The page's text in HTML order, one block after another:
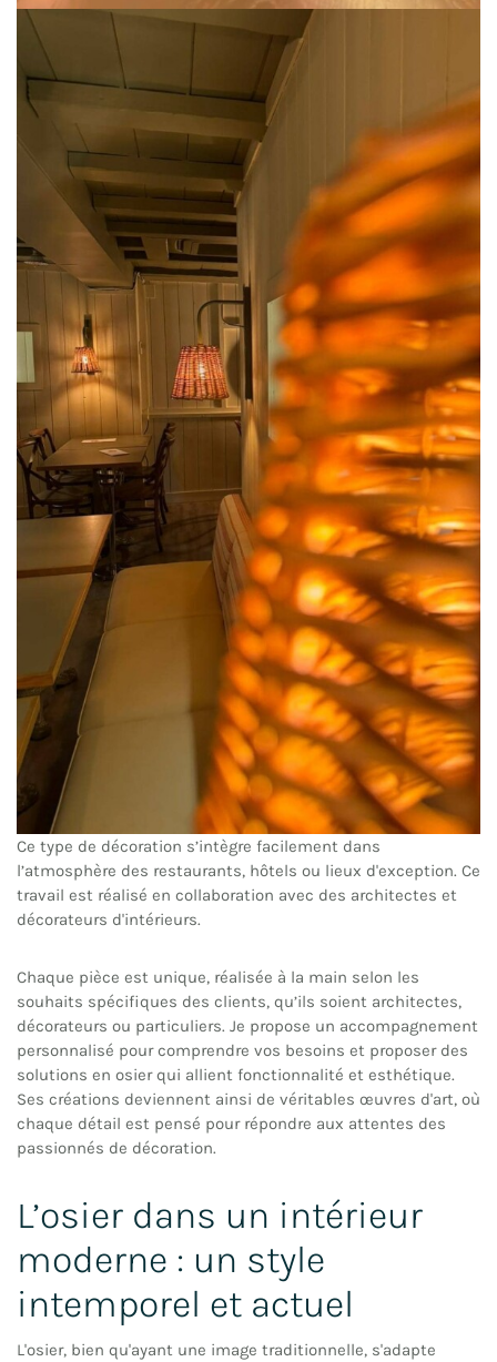
Ce type de décoration s’intègre facilement dans
l’atmosphère des restaurants, hôtels ou lieux d'exception. Ce
travail est réalisé en collaboration avec des architectes et
décorateurs d'intérieurs.
Chaque pièce est unique, réalisée à la main selon les
souhaits spécifiques des clients, qu’ils soient architectes,
décorateurs ou particuliers. Je propose un accompagnement
personnalisé pour comprendre vos besoins et proposer des
solutions en osier qui allient fonctionnalité et esthétique.
Ses créations deviennent ainsi de véritables œuvres d'art, où
chaque détail est pensé pour répondre aux attentes des
passionnés de décoration.
L’osier dans un intérieur
moderne : un style
intemporel et actuel
L'osier, bien qu'ayant une image traditionnelle, s'adapte